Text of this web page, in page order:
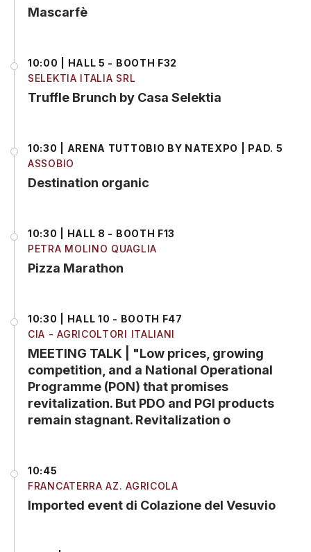
Mascarfè
10:00 | HALL 5 - BOOTH F32
SELEKTIA ITALIA SRL
Truffle Brunch by Casa Selektia
10:30 | ARENA TUTTOBIO BY NATEXPO | PAD. 5
ASSOBIO
Destination organic
10:30 | HALL 8 - BOOTH F13
PETRA MOLINO QUAGLIA
Pizza Marathon
10:30 | HALL 10 - BOOTH F47
CIA - AGRICOLTORI ITALIANI
MEETING TALK | "Low prices, growing
competition, and a National Operational
Programme (PON) that promises
revitalization. But PDO and PGI products
remain stagnant. Revitalization o
10:45
FRANCATERRA AZ. AGRICOLA
Imported event di Colazione del Vesuvio